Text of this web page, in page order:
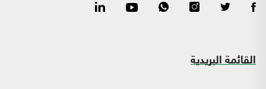
القائمة البريدية